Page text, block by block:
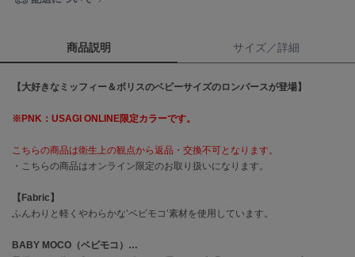
セルフォード
Clarks Premium
クラークス
CODE A
コードエー
コール ハーン
商品説明 サイズ／詳細
【大好きなミッフィー＆ボリスのベビーサイズのロンパースが登場】
※PNK：USAGI ONLINE限定カラーです。
こちらの商品は衛生上の観点から返品・交換不可となります。
・こちらの商品はオンライン限定のお取り扱いになります。
【Fabric】
ふんわりと軽くやわらかな’ベビモコ’素材を使用しています。
BABY MOCO（ベビモコ）…